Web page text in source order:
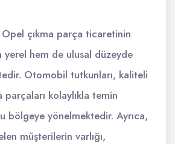
çıkma parça ticaretinin
hem de ulusal düzeyde
Otomobil tutkunları, kaliteli
parçaları kolaylıkla temin
bölgeye yönelmektedir. Ayrıca,
müşterilerin varlığı,